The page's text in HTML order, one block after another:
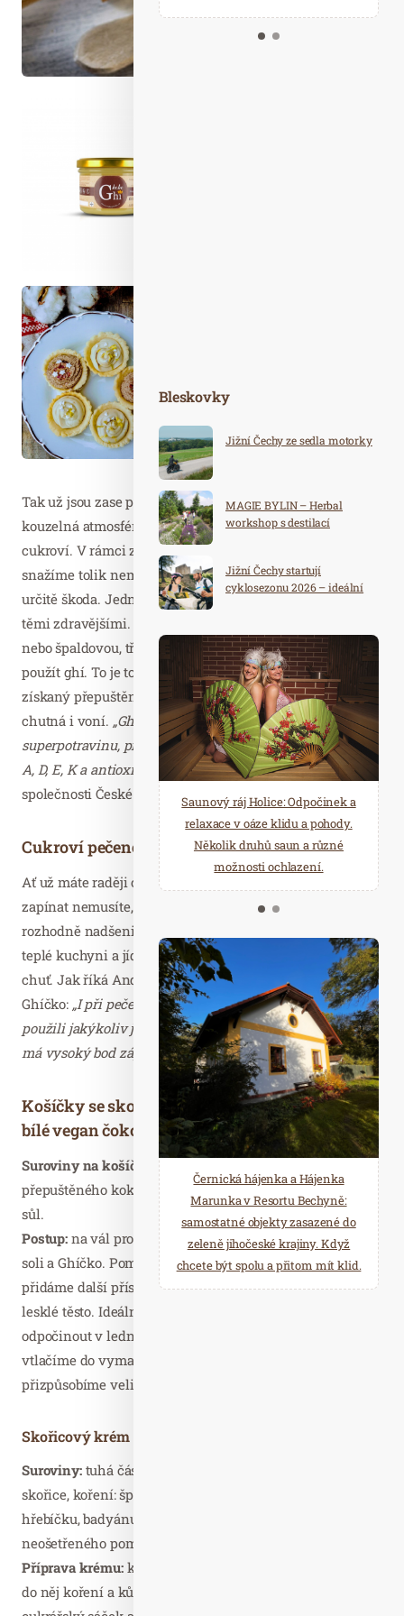
Kalendář událostí
Odebírejte náš newsletter
Tak už jsou zase po roce tady a s nimi ta nezaměnitelná
kouzelná atmosféra, ke které samozřejmě patří i vánoční
cukroví. V rámci zdravého životního stylu se sice všichni
snažíme tolik nemlsat, ale úplně se ho vzdávat, to by byla
určitě škoda. Jednotlivé suroviny jde přece vždy nahradit
těmi zdravějšími. Mouku můžeme použít celozrnnou
nebo špaldovou, třtinového cukru trochu ubrat a jako tuk
použít ghí. To je totiž čistý máselný tuk nejvyšší kvality
získaný přepuštěním čerstvého másla, který skvěle
chutná i voní. „Ghí je dokonce považované za
superpotravinu, protože zlepšuje trávení, je plné vitamínů
A, D, E, K a antioxidantů,“ vysvětluje Andrea Dostálová ze
společnosti České Ghíčko.
Cukroví pečené i nepečené
Ať už máte raději cukroví pečené nebo takové, kdy troubu
zapínat nemusíte, z použití kvalitního tuku ghí budete
rozhodně nadšeni. Dá se totiž použít jak za studena, tak v
teplé kuchyni a jídlu dodá ještě intenzivnější máslovou
chuť. Jak říká Andrea Dostálová ze společnosti České
Ghíčko: „I při pečení lze ghí použít všude tam, kde byste
použili jakýkoliv jiný tuk. Výhoda je v tom, že právě ghí
má vysoký bod zápalu, proto se nepřipaluje.“
Košíčky se skořicovým krémem a krémem z
bílé vegan čokolády
Suroviny na košíčky:
200 g špaldové mouky, 80 g
přepuštěného koko Ghí od Českého Ghíčka, 20 g cukru,
sůl.
Postup:na vál prosejeme mouku a cukr, přidáme špetku
soli a Ghíčko. Pomocí nože ho v mouce rozsekáme,
přidáme další přísady a rychle vypracujeme hladké a
lesklé těsto. Ideální je, nechat ho aspoň hodinu
odpočinout v ledničce. Z těsta tvoříme kuličky, které
vtlačíme do vymazaných formiček. Délku pečení
přizpůsobíme velikosti formiček.
Skořicový krém
Suroviny:tuhá část plechovky kokosového krému, 1 lžíce
skořice, koření: špetka muškátového oříšku, mletého
hřebíčku, badyánu, nastrouhaná kůra z chemicky
neošetřeného pomeranče
Příprava krému:kokosový krém vyšleháme a vmícháme
do něj koření a kůru. Vzniklým krémem naplníme
Bleskovky
Jižní Čechy ze sedla motorky
MAGIE BYLIN – Herbal
workshop s destilací
Jižní Čechy startují
cyklosezonu 2026 – ideální
Saunový ráj Holice: Odpočinek a
relaxace v oáze klidu a pohody.
Několik druhů saun a různé
možnosti ochlazení.
Spa Hotel Děvín: Odpočiňte si od
starostí všedních dnů a přijeďte
načerpat novou energii do
Mariánských Lázní.
Černická hájenka a Hájenka
Marunka v Resortu Bechyně:
samostatné objekty zasazené do
zeleně jihočeské krajiny. Když
chcete být spolu a přitom mít klid.